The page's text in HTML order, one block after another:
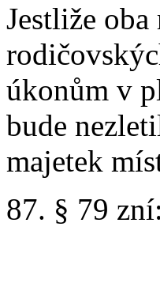
Jestliže
úkonům v
bude
majetek
87. § 79 zní: